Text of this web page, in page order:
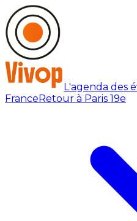
L'agenda des
FranceRetour à Paris 19e